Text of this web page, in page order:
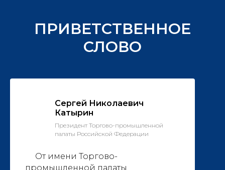
ПРИВЕТСТВЕННОЕ
СЛОВО
Сергей Николаевич
Катырин
Президент Торгово-промышленной
палаты Российской Федерации
От имени Торгово-
промышленной палаты